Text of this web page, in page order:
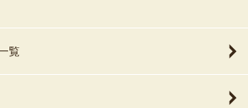
覧